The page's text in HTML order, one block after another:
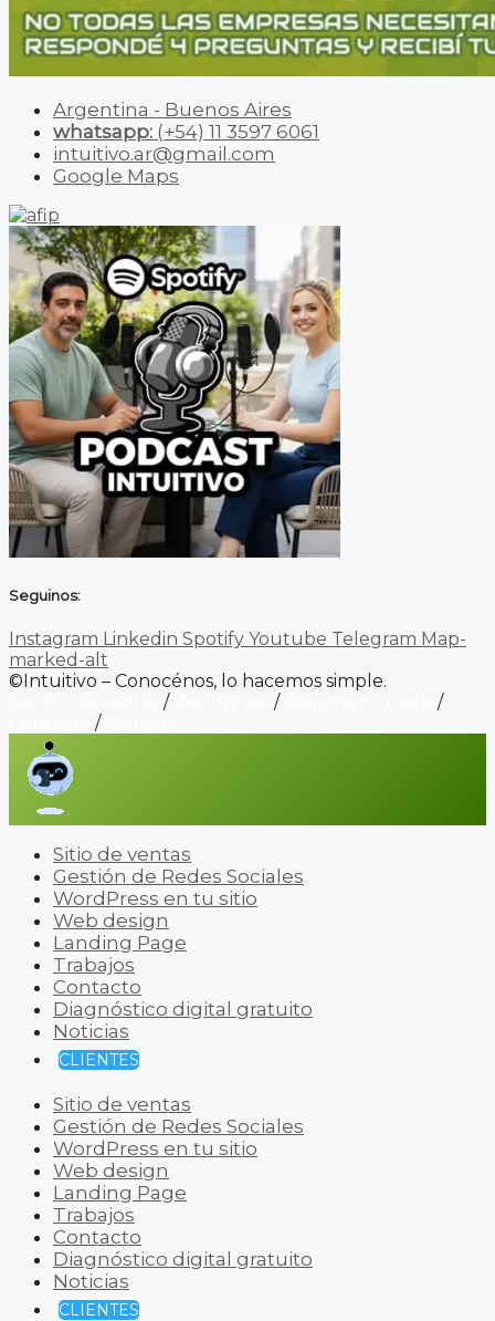
Argentina - Buenos Aires
whatsapp: (+54) 11 3597 6061
intuitivo.ar@gmail.com
Google Maps
Seguinos:
Instagram Linkedin Spotify Youtube Telegram Map-
marked-alt
©Intuitivo – Conocénos, lo hacemos simple.
/ /
/
/
Sitio de ventas
Gestión de Redes Sociales
WordPress en tu sitio
Web design
Landing Page
Trabajos
Contacto
Diagnóstico digital gratuito
Noticias
CLIENTES
Sitio de ventas
Gestión de Redes Sociales
WordPress en tu sitio
Web design
Landing Page
Trabajos
Contacto
Diagnóstico digital gratuito
Noticias
CLIENTES